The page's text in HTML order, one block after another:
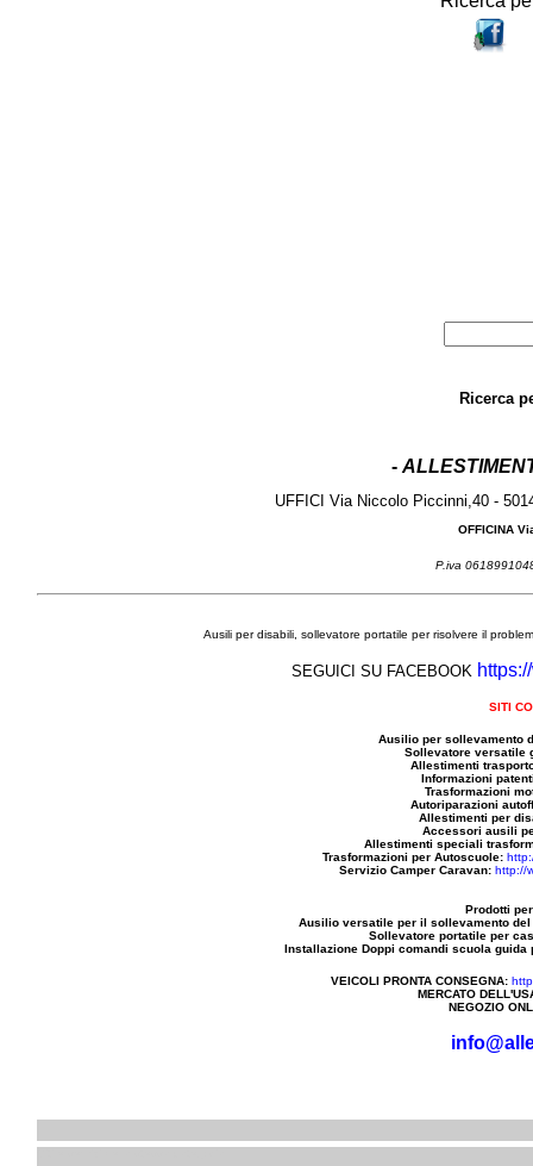
Ricerca
-
UFFICI Via Niccolo Piccinni,40 -
OFFICINA
P.iva
Ausili per disabili, sollevatore portatile per risolvere il
SEGUICI SU FACEBOOK
SITI
Ausilio per sollevamento
Sollevatore versatile
Allestimenti
Informazioni
Trasformazioni
Autoriparazioni
Allestimenti per
Accessori ausili
Allestimenti speciali
Trasformazioni per Autoscuole:
Servizio Camper Caravan: http://
Prodotti
Ausilio versatile per il sollevamento
Sollevatore portatile per
Installazione Doppi comandi scuola
VEICOLI PRONTA CONSEGNA:
MERCATO
NEGOZIO